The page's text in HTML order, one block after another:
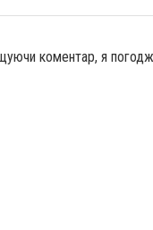
коментар, я